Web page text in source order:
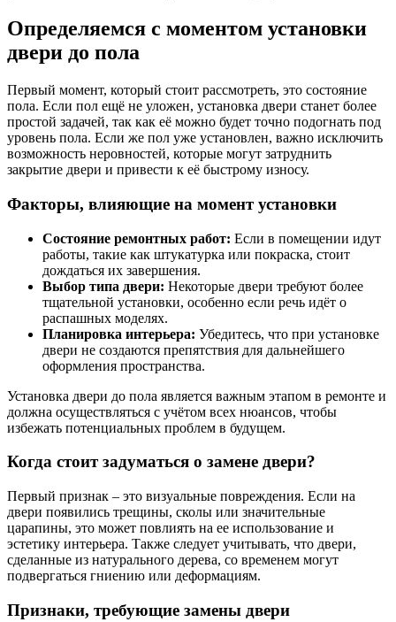
Определяемся с моментом установки
двери до пола
Первый момент, который стоит рассмотреть, это состояние
пола. Если пол ещё не уложен, установка двери станет более
простой задачей, так как её можно будет точно подогнать под
уровень пола. Если же пол уже установлен, важно исключить
возможность неровностей, которые могут затруднить
закрытие двери и привести к её быстрому износу.
Факторы, влияющие на момент установки
Состояние ремонтных работ: Если в помещении идут
работы, такие как штукатурка или покраска, стоит
дождаться их завершения.
Выбор типа двери: Некоторые двери требуют более
тщательной установки, особенно если речь идёт о
распашных моделях.
Планировка интерьера: Убедитесь, что при установке
двери не создаются препятствия для дальнейшего
оформления пространства.
Установка двери до пола является важным этапом в ремонте и
должна осуществляться с учётом всех нюансов, чтобы
избежать потенциальных проблем в будущем.
Когда стоит задуматься о замене двери?
Первый признак – это визуальные повреждения. Если на
двери появились трещины, сколы или значительные
царапины, это может повлиять на ее использование и
эстетику интерьера. Также следует учитывать, что двери,
сделанные из натурального дерева, со временем могут
подвергаться гниению или деформациям.
Признаки, требующие замены двери